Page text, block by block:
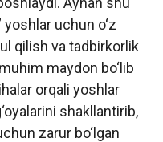
yoshlar uchun o‘z
qilish va tadbirkorlik
maydon bo‘lib
orqali yoshlar
shakllantirib,
zarur bo‘lgan